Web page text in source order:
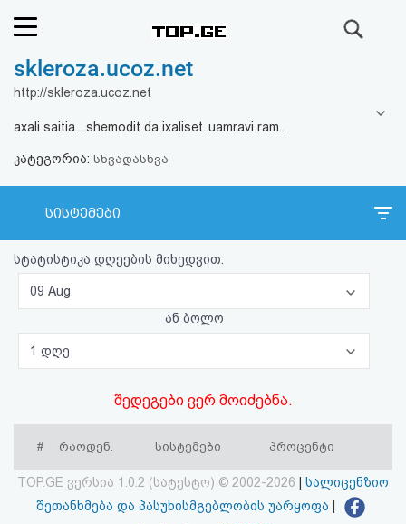
რეიტინგი
ფოსტა
კითხვა-
პასუხი
ავტორიზაცია
რეგისტრაცია
HTML
კოდი
skleroza.ucoz.net
http://skleroza.ucoz.net
axali saitia....shemodit da ixaliset..uamravi ram..
კატეგორია: სხვადასხვა
სისტემები
სტატისტიკა დღეების მიხედვით:
09 Aug
ან ბოლო
1 დღე
შედეგები ვერ მოიძებნა.
# რაოდენ. სისტემები პროცენტი
TOP.GE ვერსია 1.0.2 (სატესტო) © 2002-2026
სალიცენზიო
შეთანხმება და პასუხისმგებლობის უარყოფა